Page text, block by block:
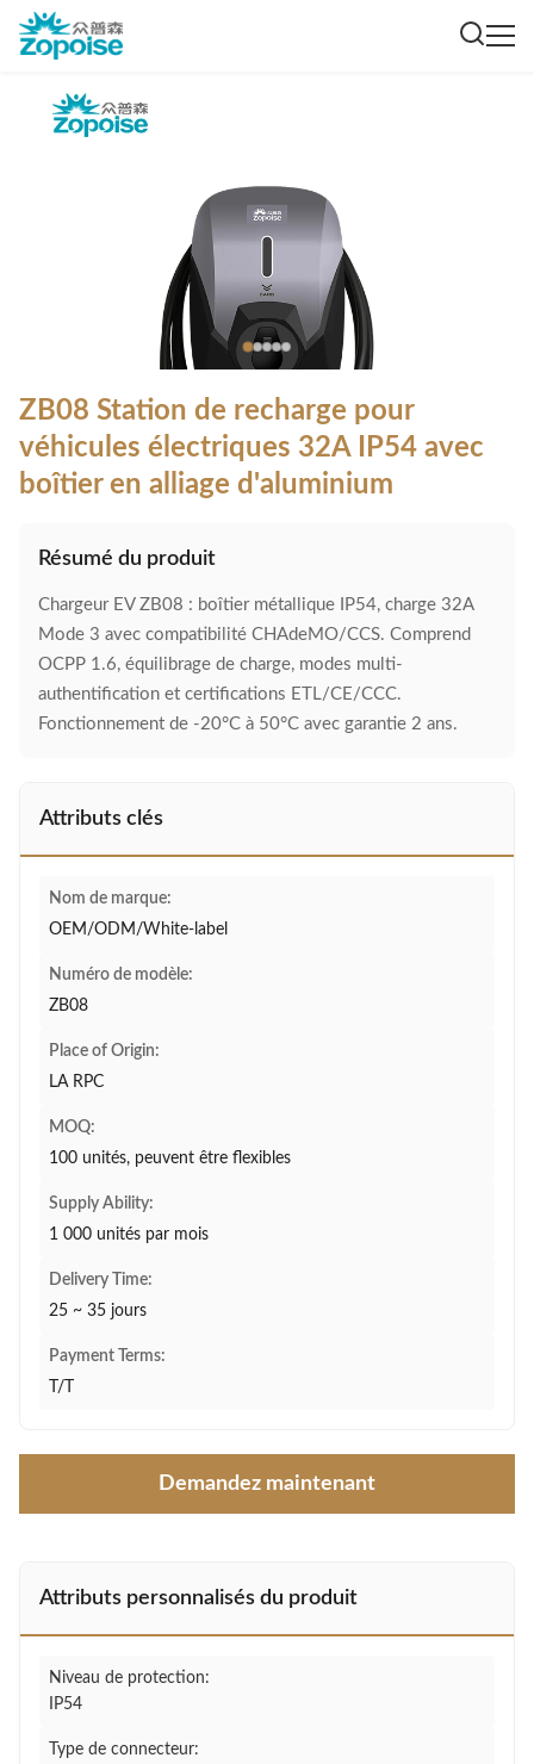
ZB08 Station de recharge pour
véhicules électriques 32A IP54 avec
boîtier en alliage d'aluminium
Résumé du produit
Chargeur EV ZB08 : boîtier métallique IP54, charge 32A
Mode 3 avec compatibilité CHAdeMO/CCS. Comprend
OCPP 1.6, équilibrage de charge, modes multi-
authentification et certifications ETL/CE/CCC.
Fonctionnement de -20°C à 50°C avec garantie 2 ans.
Attributs clés
Nom de marque:
OEM/ODM/White-label
Numéro de modèle:
ZB08
Place of Origin:
LA RPC
MOQ:
100 unités, peuvent être flexibles
Supply Ability:
1 000 unités par mois
Delivery Time:
25 ~ 35 jours
Payment Terms:
T/T
Demandez maintenant
Attributs personnalisés du produit
Niveau de protection:
IP54
Type de connecteur: